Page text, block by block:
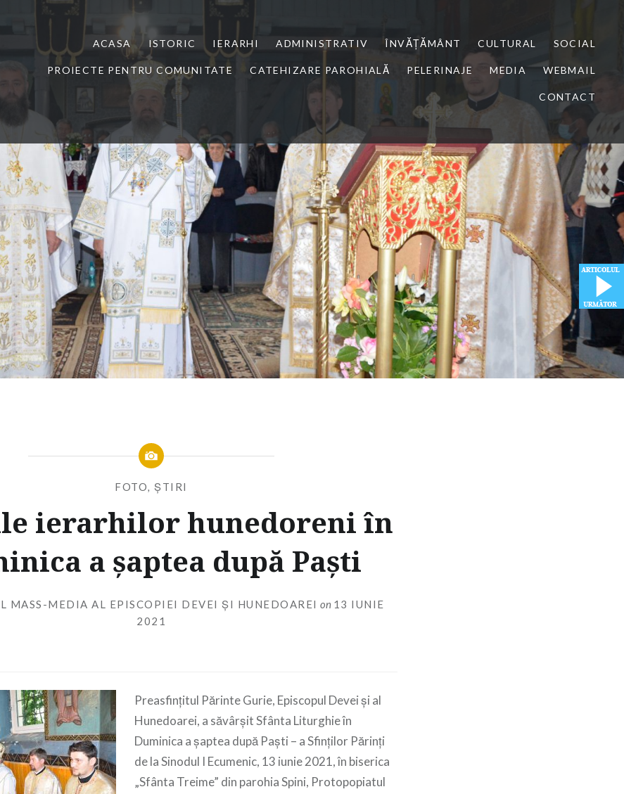
ACASA ISTORIC IERARHI ADMINISTRATIV ÎNVĂȚĂMÂNT CULTURAL SOCIAL
PROIECTE PENTRU COMUNITATE CATEHIZARE PAROHIALĂ PELERINAJE MEDIA WEBMAIL
CONTACT
FOTO ,ȘTIRI
ierarhilor hunedoreni în
a șaptea după Paști
MASS-MEDIA AL EPISCOPIEI DEVEI ȘI HUNEDOAREI on 13 IUNIE
2021
Preasfințitul Părinte Gurie, Episcopul Devei și al
Hunedoarei, a săvârșit Sfânta Liturghie în
Duminica a șaptea după Paști – a Sfinților Părinți
de la Sinodul I Ecumenic, 13 iunie 2021, în biserica
„Sfânta Treime” din parohia Spini, Protopopiatul